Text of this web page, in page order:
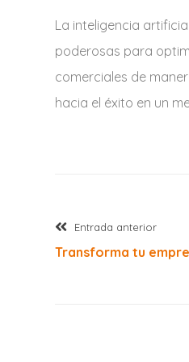
La inteligencia
poderosas para
comerciales de
hacia el éxito en un
Navegación
Entrada anterior
Transforma tu